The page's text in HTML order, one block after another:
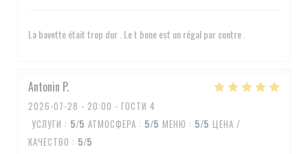
La bavette était trop dur . Le t bone est un régal par contre .
Antonin P
2026-07-28 - 20:00 - ГОСТИ 4
УСЛУГИ : 5/5 АТМОСФЕРА : 5/5 МЕНЮ : 5/5 ЦЕНА /
КАЧЕСТВО : 5/5